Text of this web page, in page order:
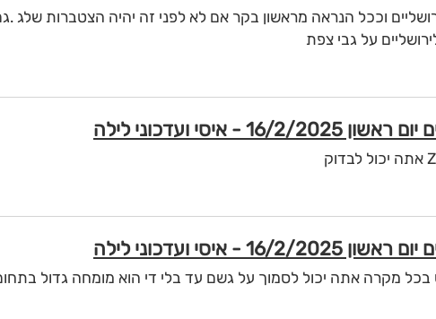
וככל הנראה מראשון בקר אם לא לפני זה יהיה הצטברות שלג
על גבי צפת
בכל מקרה אתה יכול לסמוך על גשם עד בלי די הוא מומחה גדול